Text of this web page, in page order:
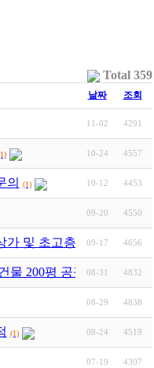
Total 359
날짜 조회
11-02 4291
10-24 4557
의 (1) 10-12 4453
09-20 4550
가 및 초고층 스카이라운
09-17 4656
물 200평 공장을 식당이
08-31 4832
08-29 4838
(1) 08-24 4519
07-19 4307